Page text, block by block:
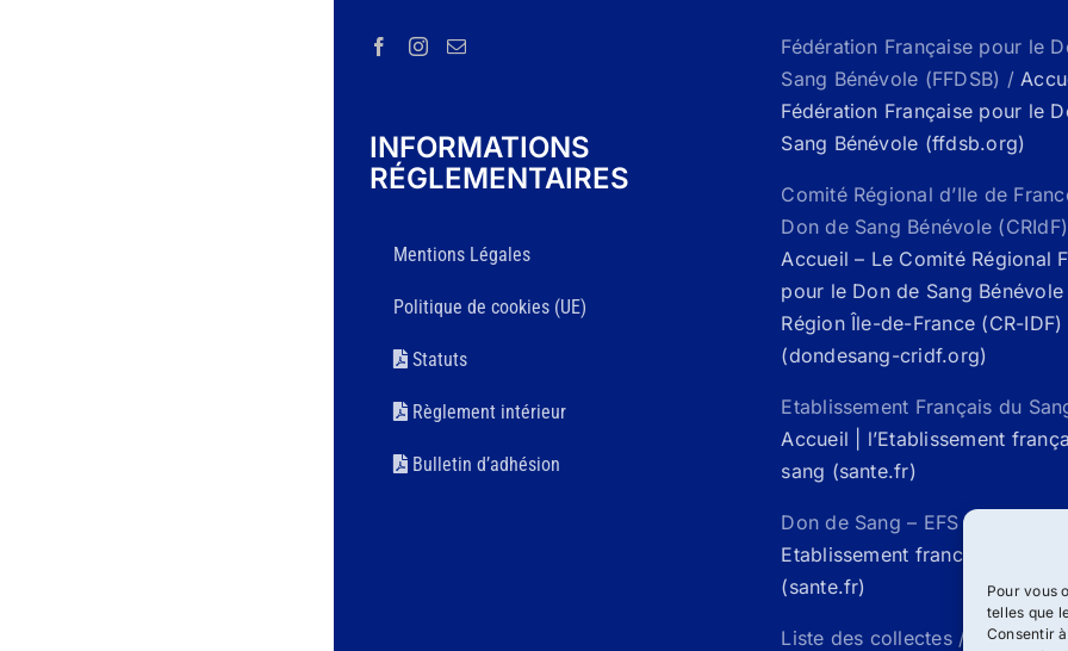
Pour vous
telles que
Consentir
INFORMATIONS
RÉGLEMENTAIRES
Mentions Légales
Politique de cookies (UE)
Statuts
Règlement intérieur
Bulletin d’adhésion
Fédération Française pour le
Sang Bénévole (FFDSB) /
Fédération Française pour le
Sang Bénévole (ffdsb.org)
Comité Régional d’Ile de
Don de Sang Bénévole
Accueil – Le Comité Régional
pour le Don de Sang Bénévole
Région Île-de-France (CR-IDF)
(dondesang-cridf.org)
Etablissement Français du
Accueil | l’Etablissement
sang (sante.fr)
Don de Sang – EFS Santé /
Etablissement francais du sang
(sante.fr)
Liste des collectes / Mon rdv /